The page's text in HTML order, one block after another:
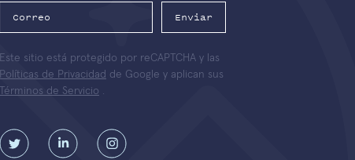
Enviar
Este sitio está protegido por reCAPTCHA y las
Políticas de Privacidad de Google y aplican sus
Términos de Servicio .